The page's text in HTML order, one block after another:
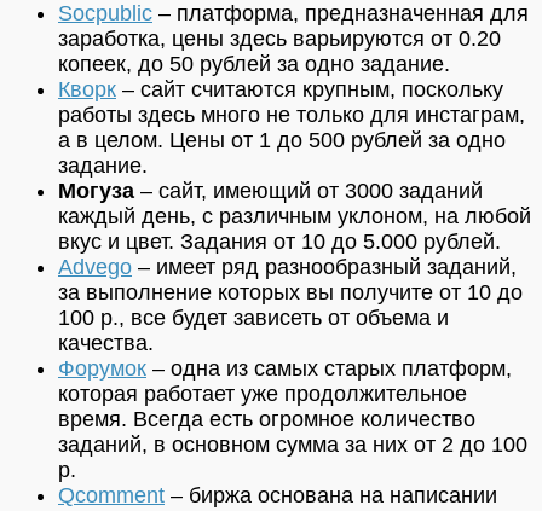
Socpublic – платформа, предназначенная для
заработка, цены здесь варьируются от 0.20
копеек, до 50 рублей за одно задание.
Кворк – сайт считаются крупным, поскольку
работы здесь много не только для инстаграм,
а в целом. Цены от 1 до 500 рублей за одно
задание.
Могуза – сайт, имеющий от 3000 заданий
каждый день, с различным уклоном, на любой
вкус и цвет. Задания от 10 до 5.000 рублей.
Advego – имеет ряд разнообразный заданий,
за выполнение которых вы получите от 10 до
100 р., все будет зависеть от объема и
качества.
Форумок – одна из самых старых платформ,
которая работает уже продолжительное
время. Всегда есть огромное количество
заданий, в основном сумма за них от 2 до 100
р.
Qcomment – биржа основана на написании